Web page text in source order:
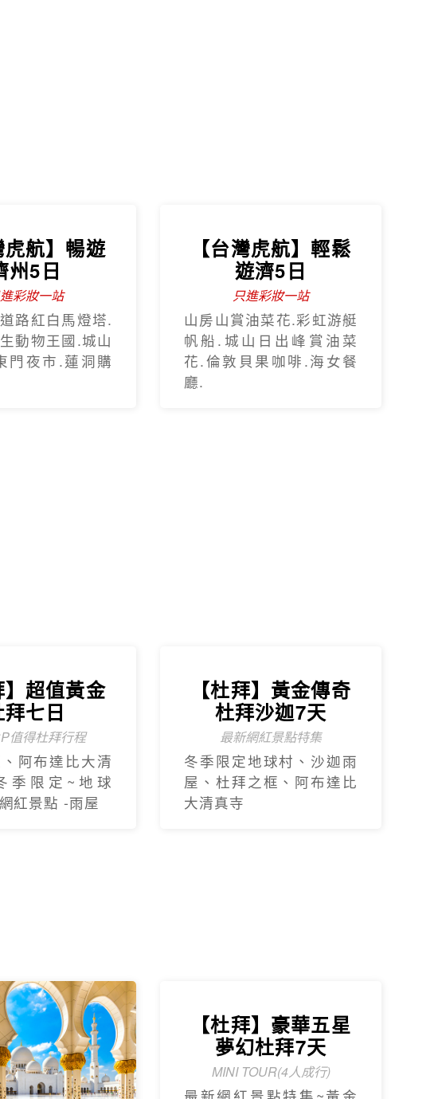
虎航】暢遊
州5日
彩妝一站
路紅白馬燈塔.
動物王國.城山
門夜市.蓮洞購
【台灣虎航】輕鬆
遊濟5日
只進彩妝一站
山房山賞油菜花.彩虹游艇
帆船.城山日出峰賞油菜
花.倫敦貝果咖啡.海女餐
廳.
】超值黃金
七日
值得杜拜行程
阿布達比大清
季限定~地球
紅景點 -⾬屋
【杜拜】黃金傳奇
杜拜沙迦7天
最新網紅景點特集
冬季限定地球村、沙迦⾬
屋、杜拜之框、阿布達比
大清真寺
【杜拜】豪華五星
夢幻杜拜7天
MINI TOUR(4人成行)